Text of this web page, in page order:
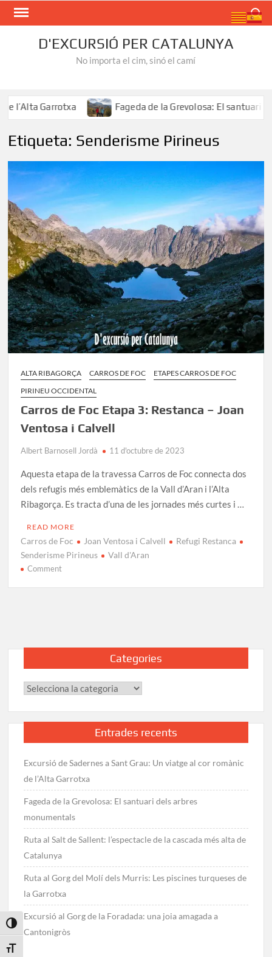
Toggle High Contrast
Toggle Font size
Skip
D'EXCURSIÓ PER CATALUNYA
No importa el cim, sinó el camí
Garrotxa Fageda de la Grevolosa: El santuari dels
Etiqueta: Senderisme Pirineus
ALTA RIBAGORÇA CARROS DE FOC
ETAPES CARROS DE FOC
PIRINEU OCCIDENTAL
Carros de Foc Etapa 3: Restanca – Joan
Ventosa i Calvell
Albert Barnosell Jordà 11 d'octubre de 2023
Aquesta etapa de la travessa Carros de Foc connecta dos
dels refugis més emblemàtics de la Vall d’Aran i l’Alta
Ribagorça. Es tracta d’una de les jornades més curtes i …
READ MORE
Carros de Foc Joan Ventosa i Calvell
Refugi Restanca
Senderisme Pirineus
Vall d'Aran
Commenton
Restanca
Ventosa
Categories
Categories
Entrades recents
Excursió de Sadernes a Sant Grau: Un viatge al cor romànic
de l’Alta Garrotxa
Fageda de la Grevolosa: El santuari dels arbres
monumentals
Ruta al Salt de Sallent: l’espectacle de la cascada més alta de
Catalunya
Ruta al Gorg del Molí dels Murris: Les piscines turqueses de
la Garrotxa
Excursió al Gorg de la Foradada: una joia amagada a
Cantonigròs